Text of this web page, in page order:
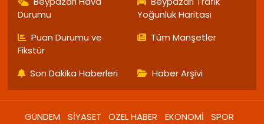
Durumu
Yoğunluk Haritası
Puan Durumu ve
Fikstür
Tüm Manşetler
Son Dakika Haberleri Haber Arşivi
GÜNDEM SİYASET ÖZEL HABER EKONOMİ
SPOR